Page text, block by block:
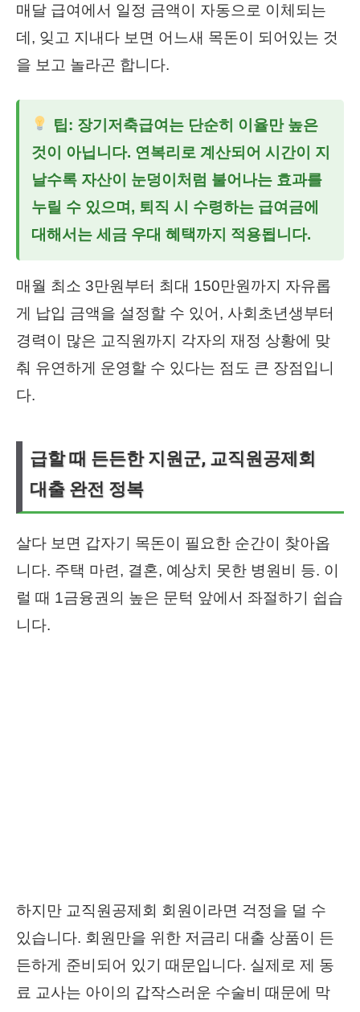
매달 급여에서 일정 금액이 자동으로 이체되는
데, 잊고 지내다 보면 어느새 목돈이 되어있는 것
을 보고 놀라곤 합니다.
팁: 장기저축급여는 단순히 이율만 높은
것이 아닙니다. 연복리로 계산되어 시간이 지
날수록 자산이 눈덩이처럼 불어나는 효과를
누릴 수 있으며, 퇴직 시 수령하는 급여금에
대해서는 세금 우대 혜택까지 적용됩니다.
매월 최소 3만원부터 최대 150만원까지 자유롭
게 납입 금액을 설정할 수 있어, 사회초년생부터
경력이 많은 교직원까지 각자의 재정 상황에 맞
춰 유연하게 운영할 수 있다는 점도 큰 장점입니
다.
급할 때 든든한 지원군, 교직원공제회
대출 완전 정복
살다 보면 갑자기 목돈이 필요한 순간이 찾아옵
니다. 주택 마련, 결혼, 예상치 못한 병원비 등. 이
럴 때 1금융권의 높은 문턱 앞에서 좌절하기 쉽습
니다.
하지만 교직원공제회 회원이라면 걱정을 덜 수
있습니다. 회원만을 위한 저금리 대출 상품이 든
든하게 준비되어 있기 때문입니다. 실제로 제 동
료 교사는 아이의 갑작스러운 수술비 때문에 막